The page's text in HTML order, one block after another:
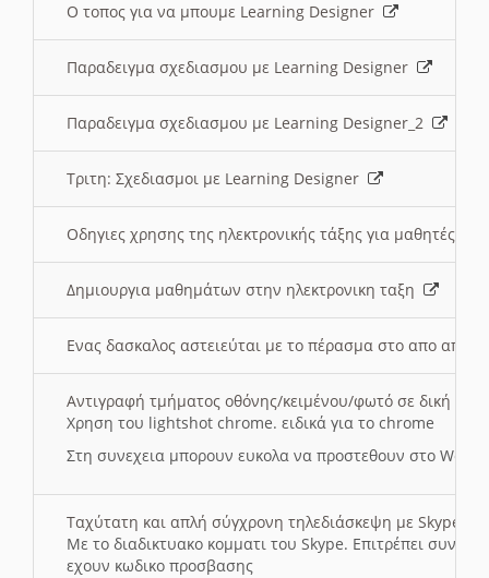
O τοπος για να μπουμε Learning Designer
Παραδειγμα σχεδιασμου με Learning Designer
Παραδειγμα σχεδιασμου με Learning Designer_2
Τριτη: Σχεδιασμοι με Learning Designer
Οδηγιες χρησης της ηλεκτρονικής τάξης για μαθητές
Δημιουργια μαθημάτων στην ηλεκτρονικη ταξη
Ενας δασκαλος αστειεύται με το πέρασμα στο απο
Αντιγραφή τμήματος οθόνης/κειμένου/φωτό σε δική
Χρηση του lightshot chrome. ειδικά για το chrome
Στη συνεχεια μπορουν ευκολα να προστεθουν στο Word
Ταχύτατη και απλή σύγχρονη τηλεδιάσκεψη με Skype
Με το διαδικτυακο κομματι του Skype. Επιτρέπει
εχουν κωδικο προσβασης